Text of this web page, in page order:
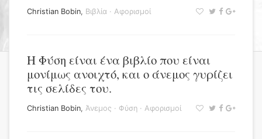
Christian Bobin, Βιβλία · Αφορισμοί
Η Φύση είναι ένα βιβλίο που είναι
μονίμως ανοιχτό, και ο άνεμος γυρίζει
τις σελίδες του.
Christian Bobin, Άνεμος · Φύση · Αφορισμοί